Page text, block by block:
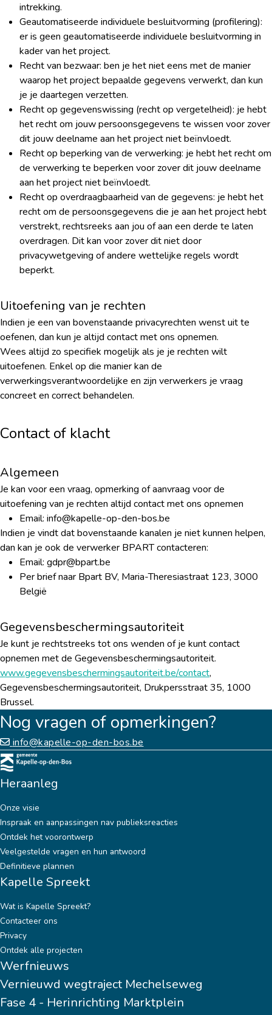
intrekking.
Geautomatiseerde individuele besluitvorming (profilering):
er is geen geautomatiseerde individuele besluitvorming in
kader van het project.
Recht van bezwaar: ben je het niet eens met de manier
waarop het project bepaalde gegevens verwerkt, dan kun
je je daartegen verzetten.
Recht op gegevenswissing (recht op vergetelheid): je hebt
het recht om jouw persoonsgegevens te wissen voor zover
dit jouw deelname aan het project niet beïnvloedt.
Recht op beperking van de verwerking: je hebt het recht om
de verwerking te beperken voor zover dit jouw deelname
aan het project niet beïnvloedt.
Recht op overdraagbaarheid van de gegevens: je hebt het
recht om de persoonsgegevens die je aan het project hebt
verstrekt, rechtsreeks aan jou of aan een derde te laten
overdragen. Dit kan voor zover dit niet door
privacywetgeving of andere wettelijke regels wordt
beperkt.
Uitoefening van je rechten
Indien je een van bovenstaande privacyrechten wenst uit te
oefenen, dan kun je altijd contact met ons opnemen.
Wees altijd zo specifiek mogelijk als je je rechten wilt
uitoefenen. Enkel op die manier kan de
verwerkingsverantwoordelijke en zijn verwerkers je vraag
concreet en correct behandelen.
Contact of klacht
Algemeen
Je kan voor een vraag, opmerking of aanvraag voor de
uitoefening van je rechten altijd contact met ons opnemen
Email: info@kapelle-op-den-bos.be
Indien je vindt dat bovenstaande kanalen je niet kunnen helpen,
dan kan je ook de verwerker BPART contacteren:
Email: gdpr@bpart.be
Per brief naar Bpart BV, Maria-Theresiastraat 123, 3000
België
Gegevensbeschermingsautoriteit
Je kunt je rechtstreeks tot ons wenden of je kunt contact
opnemen met de Gegevensbeschermingsautoriteit.
www.gegevensbeschermingsautoriteit.be/contact,
Gegevensbeschermingsautoriteit, Drukpersstraat 35, 1000
Brussel.
Nog vragen of opmerkingen?
info@kapelle-op-den-bos.be
Heraanleg
Onze visie
Inspraak en aanpassingen nav publieksreacties
Ontdek het voorontwerp
Veelgestelde vragen en hun antwoord
Definitieve plannen
Kapelle Spreekt
Wat is Kapelle Spreekt?
Contacteer ons
Privacy
Ontdek alle projecten
Werfnieuws
Vernieuwd wegtraject Mechelseweg
Fase 4 - Herinrichting Marktplein